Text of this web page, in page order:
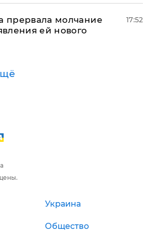
прервала молчание
ей нового
17:52
Украина
Общество